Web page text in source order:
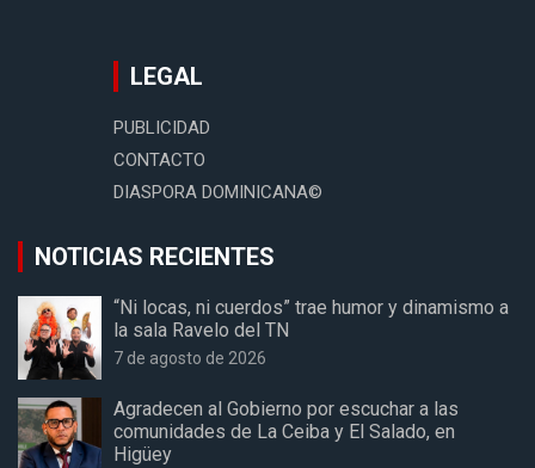
LEGAL
PUBLICIDAD
CONTACTO
DIASPORA DOMINICANA©
NOTICIAS RECIENTES
“Ni locas, ni cuerdos” trae humor y dinamismo a
la sala Ravelo del TN
7 de agosto de 2026
Agradecen al Gobierno por escuchar a las
comunidades de La Ceiba y El Salado, en
Higüey